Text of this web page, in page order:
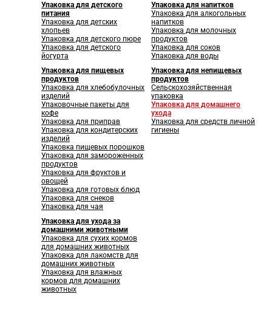
Упаковка для детского
питания
Упаковка для детских
хлопьев
Упаковка для детского пюре
Упаковка для детского
йогурта
Упаковка для напитков
Упаковка для алкогольных
напитков
Упаковка для молочных
продуктов
Упаковка для соков
Упаковка для воды
Упаковка для пищевых
продуктов
Упаковка для хлебобулочных
изделий
Упаковочные пакеты для
кофе
Упаковка для приправ
Упаковка для кондитерских
изделий
Упаковка пищевых порошков
Упаковка для замороженных
продуктов
Упаковка для фруктов и
овощей
Упаковка для готовых блюд
Упаковка для снеков
Упаковка для чая
Упаковка для непищевых
продуктов
Сельскохозяйственная
упаковка
Упаковка для домашнего
ухода
Упаковка для средств личной
гигиены
Упаковка для ухода за
домашними животными
Упаковка для сухих кормов
для домашних животных
Упаковка для лакомств для
домашних животных
Упаковка для влажных
кормов для домашних
животных